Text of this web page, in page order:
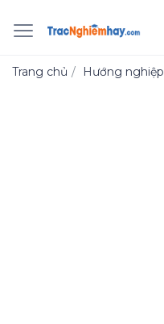
Trang chủ Hướng nghiệp